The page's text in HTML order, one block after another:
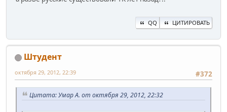
QQ ЦИТИРОВАТЬ
Штудент
#372
октября 29, 2012, 22:39
Цитата: Умар A. от октября 29, 2012, 22:32